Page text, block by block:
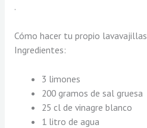
.
Cómo hacer tu propio lavavajillas
Ingredientes:
3 limones
200 gramos de sal gruesa
25 cl de vinagre blanco
1 litro de agua